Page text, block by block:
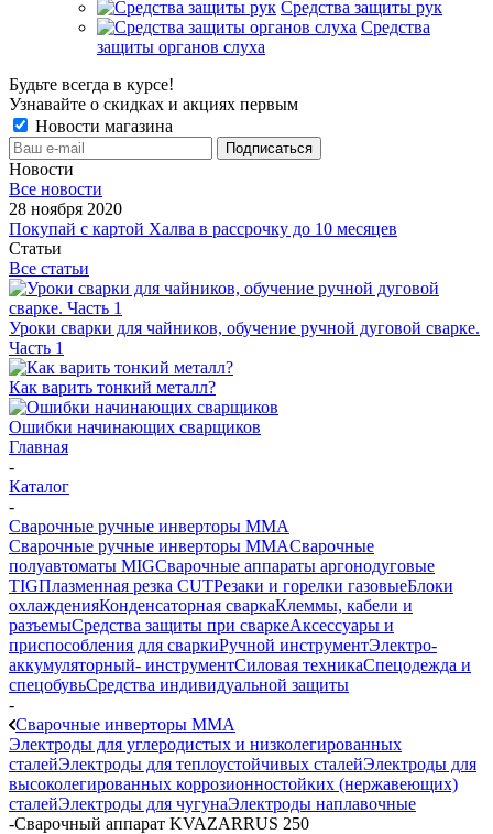
Средства защиты рук
Средства
защиты органов слуха
Будьте всегда в курсе!
Узнавайте о скидках и акциях первым
Новости магазина
Новости
Все новости
28 ноября 2020
Покупай с картой Халва в рассрочку до 10 месяцев
Статьи
Все статьи
Уроки сварки для чайников, обучение ручной дуговой сварке.
Часть 1
Как варить тонкий металл?
Ошибки начинающих сварщиков
Главная
-
Каталог
-
Сварочные ручные инверторы MMA
Сварочные ручные инверторы MMAСварочные
полуавтоматы MIGСварочные аппараты аргонодуговые
TIGПлазменная резка CUTРезаки и горелки газовыеБлоки
охлажденияКонденсаторная сваркаКлеммы, кабели и
разъемыСредства защиты при сваркеАксессуары и
приспособления для сваркиРучной инструментЭлектро-
аккумуляторный- инструментСиловая техникаСпецодежда и
спецобувьСредства индивидуальной защиты
-
Сварочные инверторы MMA
Электроды для углеродистых и низколегированных
сталейЭлектроды для теплоустойчивых сталейЭлектроды для
высоколегированных коррозионностойких (нержавеющих)
сталейЭлектроды для чугунаЭлектроды наплавочные
-Сварочный аппарат KVAZARRUS 250